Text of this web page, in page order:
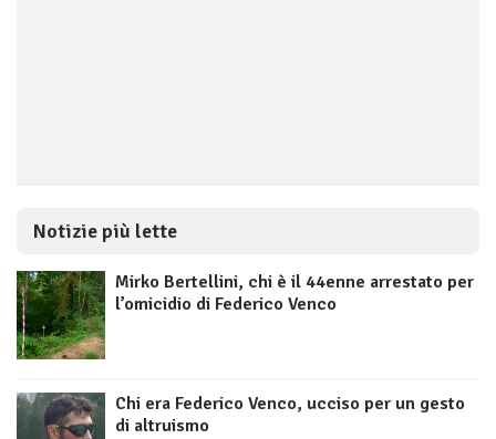
Notizie più lette
Mirko Bertellini, chi è il 44enne arrestato per
l’omicidio di Federico Venco
Chi era Federico Venco, ucciso per un gesto
di altruismo